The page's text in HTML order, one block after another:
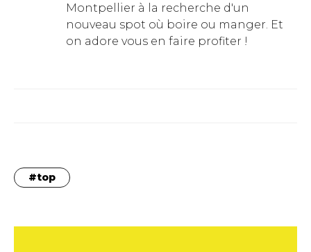
Montpellier à la recherche d'un
nouveau spot où boire ou manger. Et
on adore vous en faire profiter !
top